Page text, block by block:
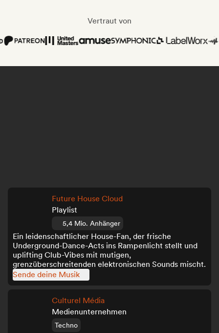
Vertraut von
Future House Cloud
Playlist
5,4 Mio. Anhänger
Ein leidenschaftlicher House-Fan, der frische
Underground-Dance-Acts ins Rampenlicht stellt und
uplifting Club-Vibes mit mutigen,
grenzüberschreitenden elektronischen Sounds mischt.
Sende deine Musik
Culturel Média
Medienunternehmen
Techno